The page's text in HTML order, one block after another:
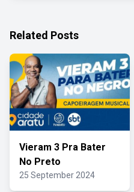
Related Posts
Vieram 3 Pra Bater
No Preto
25 September 2024